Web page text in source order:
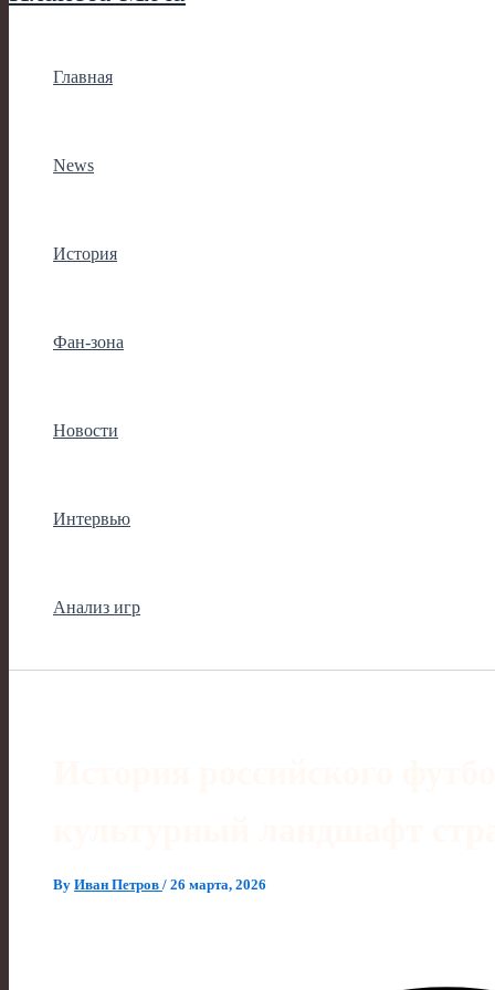
Главная
News
История
Фан-зона
Новости
Интервью
Анализ игр
By Иван Петров / 26 марта, 2026